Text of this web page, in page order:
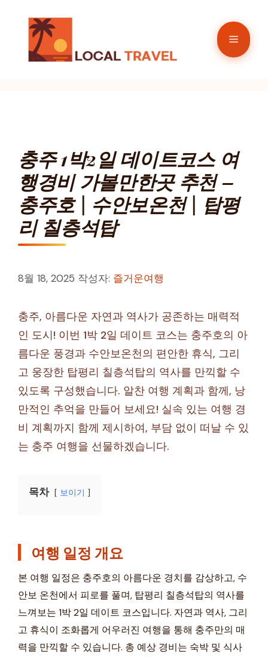
메
충주 1박2일 데이트코스 여
행경비 가볼만한곳 추천 –
충주호 | 수안보온천 | 탑평
리 칠층석탑
8월 18, 2025 작성자: 즐거운여행
충주, 아름다운 자연과 역사가 공존하는 매력적
인 도시! 이번 1박 2일 데이트 코스는 충주호의 아
름다운 풍경과 수안보온천의 편안한 휴식, 그리
고 웅장한 탑평리 칠층석탑의 역사를 만끽할 수
있도록 구성했습니다. 알찬 여행 계획과 함께, 낭
만적인 추억을 만들어 보세요! 실속 있는 여행 경
비 계획까지 함께 제시하여, 부담 없이 떠날 수 있
는 충주 여행을 선물하겠습니다.
목차 보이기
여행 일정 개요
본 여행 일정은 충주호의 아름다운 경치를 감상하고, 수
안보 온천에서 피로를 풀며, 탑평리 칠층석탑의 역사를
느껴보는 1박 2일 데이트 코스입니다. 자연과 역사, 그리
고 휴식이 조화롭게 어우러진 여행을 통해 충주만의 매
력을 만끽할 수 있습니다. 총 예상 경비는 숙박 및 식사